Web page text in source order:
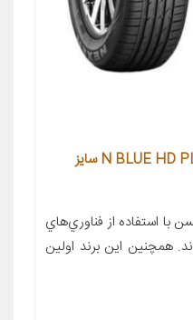
لاستیک خودرو نکسن مدل N BLUE HD PLUS سایز
با استفاده از فناوري‌هاي
همچنين اين برند اولين